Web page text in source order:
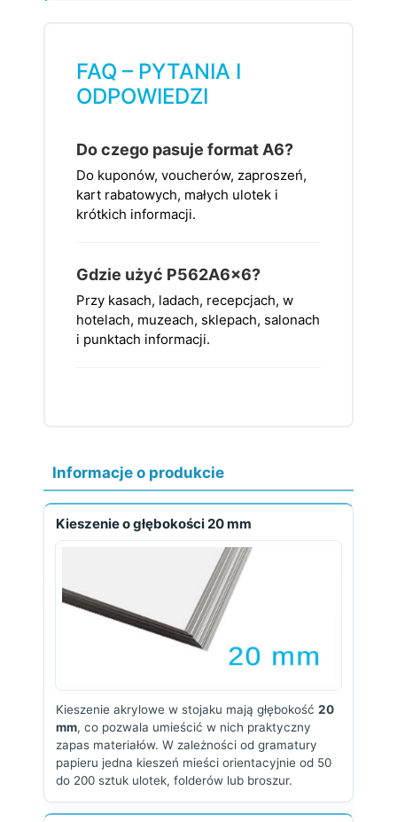
FAQ – PYTANIA I
ODPOWIEDZI
Do czego pasuje format A6?
Do kuponów, voucherów, zaproszeń,
kart rabatowych, małych ulotek i
krótkich informacji.
Gdzie użyć P562A6x6?
Przy kasach, ladach, recepcjach, w
hotelach, muzeach, sklepach, salonach
i punktach informacji.
Informacje o produkcie
Kieszenie o głębokości 20 mm
Kieszenie akrylowe w stojaku mają głębokość 20
mm, co pozwala umieścić w nich praktyczny
zapas materiałów. W zależności od gramatury
papieru jedna kieszeń mieści orientacyjnie od 50
do 200 sztuk ulotek, folderów lub broszur.